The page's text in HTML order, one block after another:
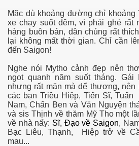
Mặc dù khoảng đường chỉ
xe chạy suốt đêm, vì phải ghé rất
hàng buôn bán, dân chúng rất
lại không mất thời gian. Chỉ cần
đến Saigon!
Nghe nói Mytho cảnh đẹp nên
ngot quanh năm suốt tháng. Gái
nhưng rất mặn mà dể thương,
các bạn Triều Hiệp, Tiến Sĩ,
Nam, Chấn Ben và Văn Nguyện
và sis Thịnh về thăm Mỹ Tho một
về nhà nấy: Sĩ, Đạo về Saigon,
Bạc Liêu, Thạnh, Hiệp trở về
mau...